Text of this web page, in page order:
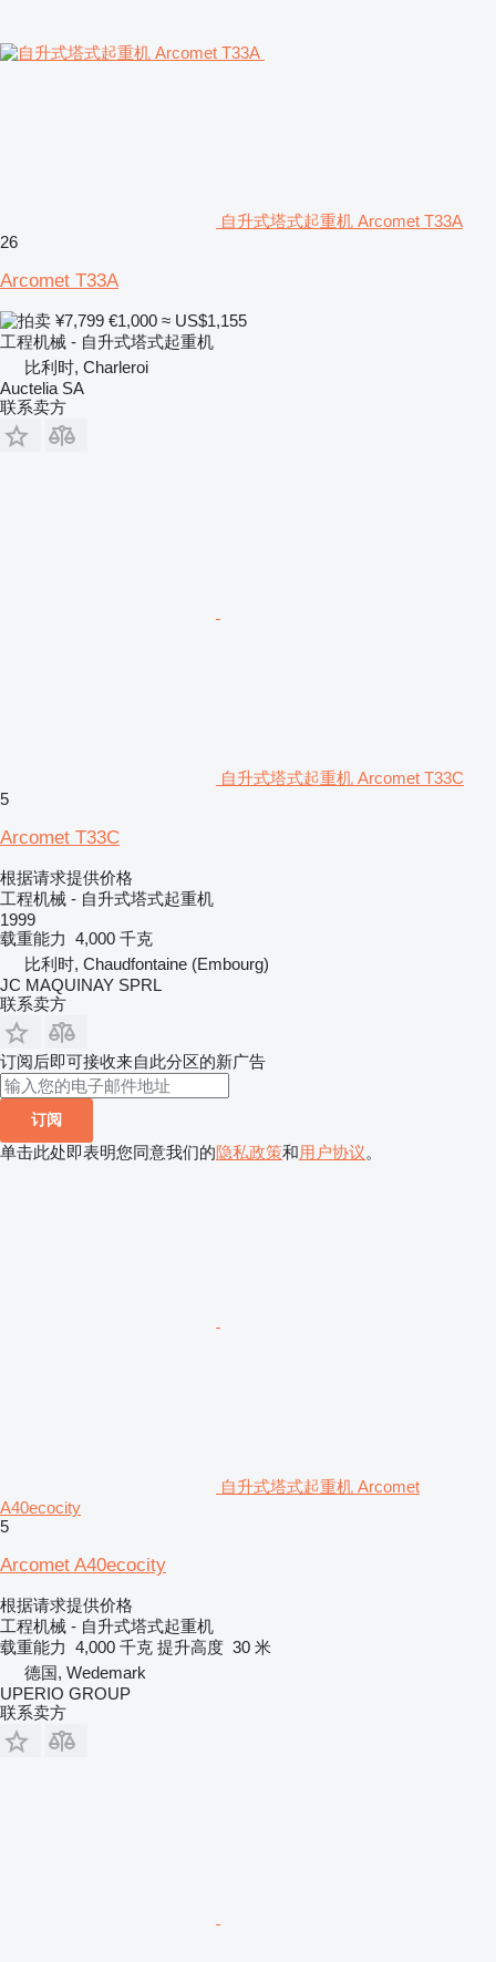
自升式塔式起重机 Arcomet T33A
26
Arcomet T33A
¥7,799 €1,000 ≈ US$1,155
工程机械 - 自升式塔式起重机
比利时, Charleroi
Auctelia SA
联系卖方
自升式塔式起重机 Arcomet T33C
5
Arcomet T33C
根据请求提供价格
工程机械 - 自升式塔式起重机
1999
载重能力 4,000 千克
比利时, Chaudfontaine (Embourg)
JC MAQUINAY SPRL
联系卖方
订阅后即可接收来自此分区的新广告
订阅
单击此处即表明您同意我们的隐私政策和用户协议。
自升式塔式起重机 Arcomet
A40ecocity
5
Arcomet A40ecocity
根据请求提供价格
工程机械 - 自升式塔式起重机
载重能力 4,000 千克 提升高度 30 米
德国, Wedemark
UPERIO GROUP
联系卖方